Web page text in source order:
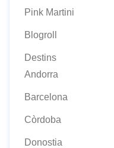
Pink Martini
Blogroll
Destins
Andorra
Barcelona
Còrdoba
Donostia